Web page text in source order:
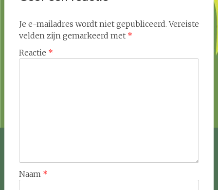
Je e-mailadres wordt niet gepubliceerd. Vereiste
velden zijn gemarkeerd met *
Reactie *
Naam *